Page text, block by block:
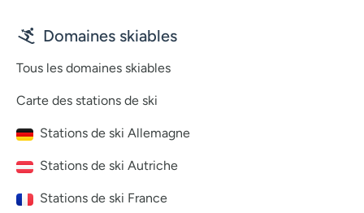
Domaines skiables
Tous les domaines skiables
Carte des stations de ski
Stations de ski Allemagne
Stations de ski Autriche
Stations de ski France